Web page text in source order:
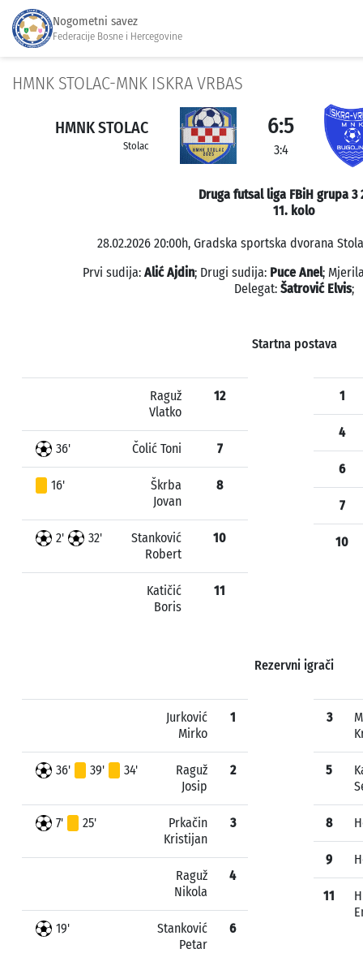
Nogometni savez
Federacije Bosne i Hercegovine
HMNK STOLAC-MNK ISKRA VRBAS
HMNK STOLAC
Stolac
6:5
3:4
Druga futsal liga FBiH grupa 3
11. kolo
28.02.2026 20:00h, Gradska sportska dvorana
Prvi sudija: Alić Ajdin; Drugi sudija: Puce Anel;
Delegat: Šatrović Elvis;
Startna postava
Raguž
Vlatko
12
36' Čolić Toni 7
16'
Škrba
Jovan
8
2' 32'
Stanković
Robert
10
Katičić
Boris
11
1
4
6
7
10
Rezervni igrači
Jurković
Mirko
1
36' 39' 34'
Raguž
Josip
2
7' 25'
Prkačin
Kristijan
3
Raguž
Nikola
4
19'
Stanković
Petar
6
3
5
8
9
11